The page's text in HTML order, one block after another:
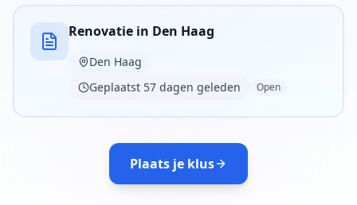
Renovatie in Den Haag
Den Haag
Geplaatst 57 dagen geleden
Open
Plaats je klus